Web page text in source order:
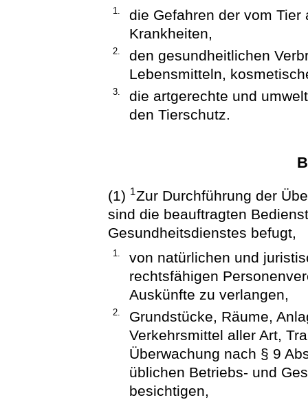
1.
die Gefahren der vom
Krankheiten,
2.
den gesundheitlichen
Lebensmitteln,
3.
die artgerechte und
den Tierschutz.
(1) 1Zur Durchführung der
sind die beauftragten
Gesundheitsdienstes befugt,
1.
von natürlichen und
rechtsfähigen
Auskünfte zu verlangen,
2.
Grundstücke, Räume,
Verkehrsmittel aller Art,
Überwachung nach § 9
üblichen Betriebs- und
besichtigen,